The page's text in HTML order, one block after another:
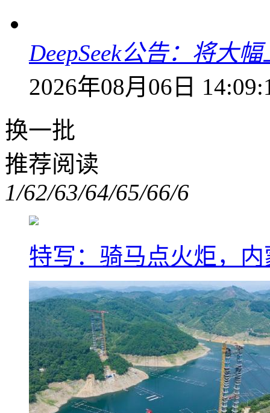
DeepSeek公告：将大
2026年08月06日
换一批
推荐阅读
1/62/63/64/65/66/6
特写：骑马点火炬，